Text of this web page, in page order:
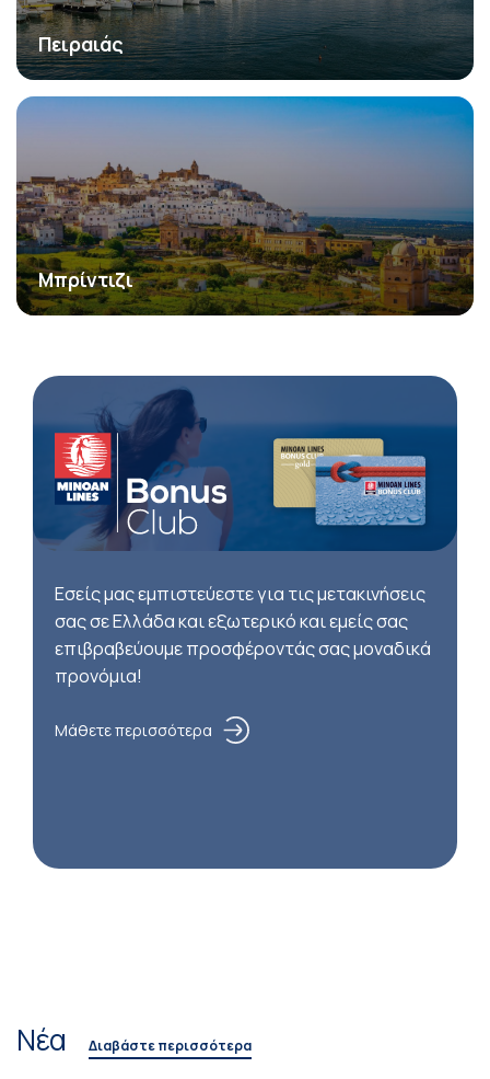
Πειραιάς
Μπρίντιζι
Εσείς μας εμπιστεύεστε για τις μετακινήσεις
σας σε Ελλάδα και εξωτερικό και εμείς σας
επιβραβεύουμε προσφέροντάς σας μοναδικά
προνόμια!
Μάθετε περισσότερα
Νέα Διαβάστε περισσότερα